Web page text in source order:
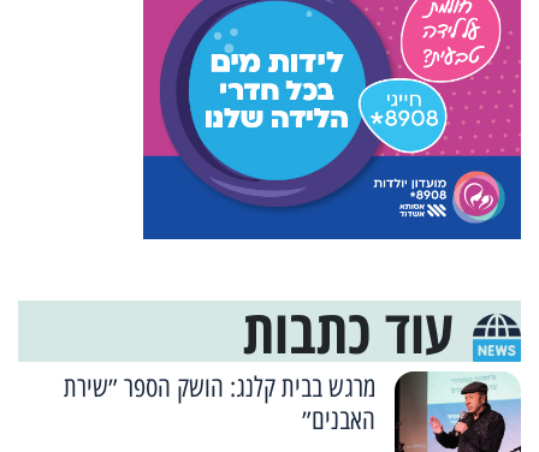
עוד כתבות
מרגש בבית קלנג: הושק הספר ״שירת
האבנים״